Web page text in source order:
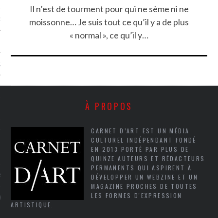
EN VOD
Il n’est de tourment pour qui ne sème ni ne
moissonne… Je suis tout ce qu’il y a de plus
« normal », ce qu’il y…
À PROPOS
CARNET D’ART EST UN MÉDIA
CULTUREL INDÉPENDANT FONDÉ
EN 2013 PORTÉ PAR PLUS DE
QUINZE AUTEURS ET RÉDACTEURS
PERMANENTS QUI ASPIRENT À
DÉVELOPPER UN WEBZINE ET UN
MAGAZINE PROCHES DE TOUTES
LES FORMES D'EXPRESSION
ARTISTIQUE.